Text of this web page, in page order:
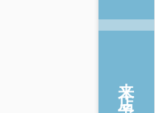
来店予約